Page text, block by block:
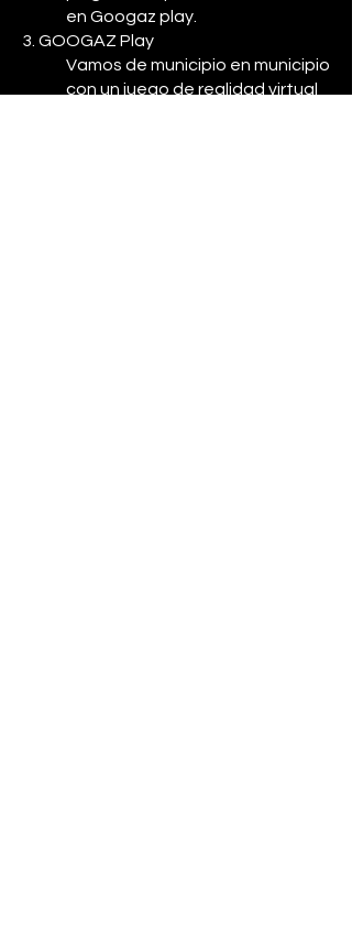
en Googaz play.
3. GOOGAZ Play
Vamos de municipio en municipio
con un juego de realidad virtual